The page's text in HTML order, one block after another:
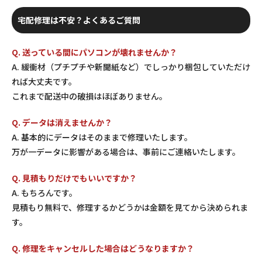
宅配修理は不安？よくあるご質問
Q. 送っている間にパソコンが壊れませんか？
A. 緩衝材（プチプチや新聞紙など）でしっかり梱包していただけ
れば大丈夫です。
これまで配送中の破損はほぼありません。
Q. データは消えませんか？
A. 基本的にデータはそのままで修理いたします。
万が一データに影響がある場合は、事前にご連絡いたします。
Q. 見積もりだけでもいいですか？
A. もちろんです。
見積もり無料で、修理するかどうかは金額を見てから決められま
す。
Q. 修理をキャンセルした場合はどうなりますか？